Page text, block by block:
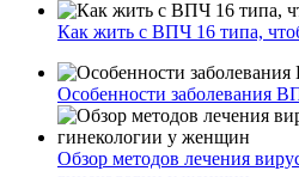
Как жить с ВПЧ 16 типа,
Особенности заболевания
Обзор методов лечения